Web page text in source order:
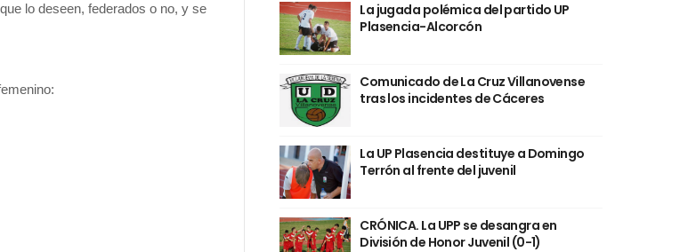
lo deseen, federados o no, y se
La jugada polémica del partido UP
Plasencia-Alcorcón
Comunicado de La Cruz Villanovense
tras los incidentes de Cáceres
La UP Plasencia destituye a Domingo
Terrón al frente del juvenil
CRÓNICA. La UPP se desangra en
División de Honor Juvenil (0-1)